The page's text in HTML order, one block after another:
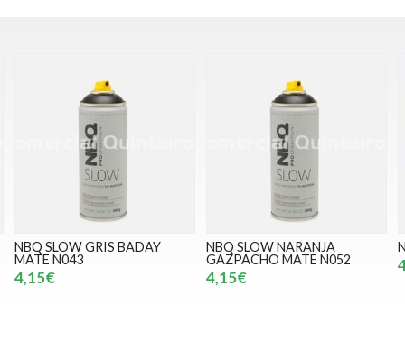
NBQ SLOW GRIS BADAY
MATE N043
4,15€
NBQ SLOW NARANJA
GAZPACHO MATE N052
4,15€